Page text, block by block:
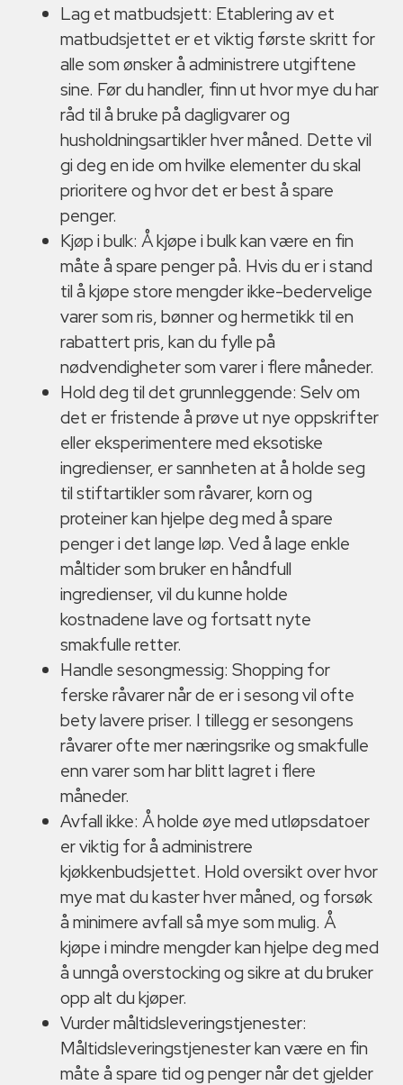
Lag et matbudsjett: Etablering av et
matbudsjettet er et viktig første skritt for
alle som ønsker å administrere utgiftene
sine. Før du handler, finn ut hvor mye du har
råd til å bruke på dagligvarer og
husholdningsartikler hver måned. Dette vil
gi deg en ide om hvilke elementer du skal
prioritere og hvor det er best å spare
penger.
Kjøp i bulk: Å kjøpe i bulk kan være en fin
måte å spare penger på. Hvis du er i stand
til å kjøpe store mengder ikke-bedervelige
varer som ris, bønner og hermetikk til en
rabattert pris, kan du fylle på
nødvendigheter som varer i flere måneder.
Hold deg til det grunnleggende: Selv om
det er fristende å prøve ut nye oppskrifter
eller eksperimentere med eksotiske
ingredienser, er sannheten at å holde seg
til stiftartikler som råvarer, korn og
proteiner kan hjelpe deg med å spare
penger i det lange løp. Ved å lage enkle
måltider som bruker en håndfull
ingredienser, vil du kunne holde
kostnadene lave og fortsatt nyte
smakfulle retter.
Handle sesongmessig: Shopping for
ferske råvarer når de er i sesong vil ofte
bety lavere priser. I tillegg er sesongens
råvarer ofte mer næringsrike og smakfulle
enn varer som har blitt lagret i flere
måneder.
Avfall ikke: Å holde øye med utløpsdatoer
er viktig for å administrere
kjøkkenbudsjettet. Hold oversikt over hvor
mye mat du kaster hver måned, og forsøk
å minimere avfall så mye som mulig. Å
kjøpe i mindre mengder kan hjelpe deg med
å unngå overstocking og sikre at du bruker
opp alt du kjøper.
Vurder måltidsleveringstjenester:
Måltidsleveringstjenester kan være en fin
måte å spare tid og penger når det gjelder